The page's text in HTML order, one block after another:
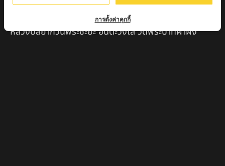
ครูบาออ ปัณฑิต๊ะสำนักสงฆ์พระธาตุจอมแวะ จ.เชียงใหม่
หลวงปู่สยาก๊วนพระชะยะ อินต๊ะวังโส วัดพระบาทผาผึ้ง
การตั้งค่าคุกกี้